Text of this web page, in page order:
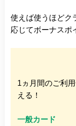
使えば使うほどク
応じてボーナスポ
1ヵ月間のご利
える！
一般カード